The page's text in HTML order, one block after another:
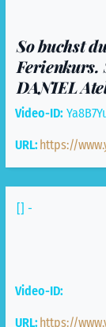
So buchst
Ferienkurs.
DANIEL
Video-ID:
URL: https://
[] -
Video-ID:
URL: https://